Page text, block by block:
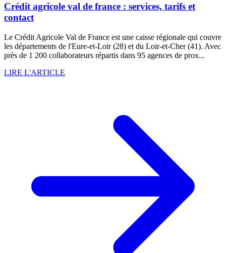
Crédit agricole val de france : services, tarifs et
contact
Le Crédit Agricole Val de France est une caisse régionale qui couvre
les départements de l'Eure-et-Loir (28) et du Loir-et-Cher (41). Avec
près de 1 200 collaborateurs répartis dans 95 agences de prox...
LIRE L'ARTICLE